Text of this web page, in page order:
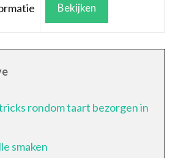
Bekijken
rondom taart bezorgen in
smaken